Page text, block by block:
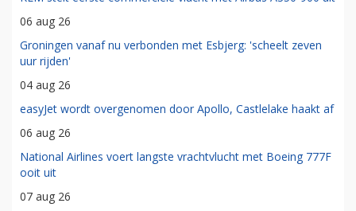
06 aug 26
Groningen vanaf nu verbonden met Esbjerg: 'scheelt zeven
uur rijden'
04 aug 26
easyJet wordt overgenomen door Apollo, Castlelake haakt af
06 aug 26
National Airlines voert langste vrachtvlucht met Boeing 777F
ooit uit
07 aug 26